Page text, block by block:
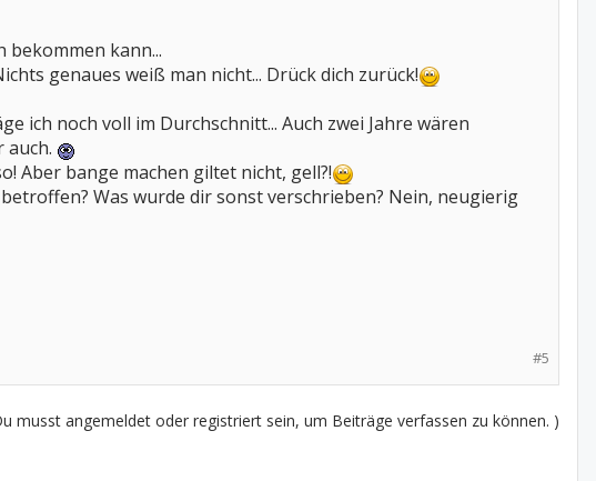
bekommen kann...
genaues weiß man nicht... Drück dich zurück!
ich noch voll im Durchschnitt... Auch zwei Jahre wären
auch.
Aber bange machen giltet nicht, gell?!
Was wurde dir sonst verschrieben? Nein, neugierig
#5
musst angemeldet oder registriert sein, um Beiträge verfassen zu können. )